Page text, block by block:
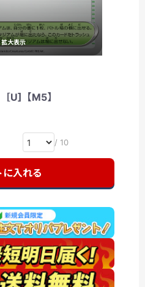
拡大表示
U]【M5】
/ 10
に入れる